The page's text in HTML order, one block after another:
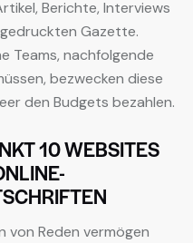
Berichte, Interviews
Gazette.
Teams, nachfolgende
bezwecken diese
den Budgets bezahlen.
10 WEBSITES
von Reden vermögen